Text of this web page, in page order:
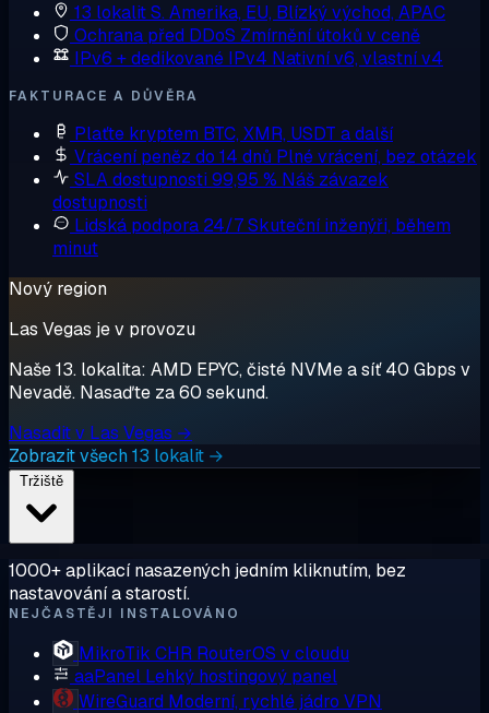
13 lokalitS. Amerika, EU, Blízký východ, APAC
Ochrana před DDoS Zmírnění útoků v ceně
IPv6 + dedikované IPv4 Nativní v6, vlastní v4
FAKTURACE A DŮVĚRA
Plaťte kryptem BTC, XMR, USDT a další
Vrácení peněz do 14 dnů Plné vrácení, bez otázek
SLA dostupnosti 99,95 % Náš závazek
dostupnosti
Lidská podpora 24/7Skuteční inženýři, během
minut
Nový region
Las Vegas je v provozu
Naše 13. lokalita: AMD EPYC, čisté NVMe a síť 40 Gbps v
Nevadě. Nasaďte za 60 sekund.
Nasadit v Las Vegas →
Zobrazit všech 13 lokalit →
1000+ aplikací nasazených jedním kliknutím, bez
nastavování a starostí.
NEJČASTĚJI INSTALOVÁNO
MikroTik CHR RouterOS v cloudu
aaPanel Lehký hostingový panel
WireGuard Moderní, rychlé jádro VPN